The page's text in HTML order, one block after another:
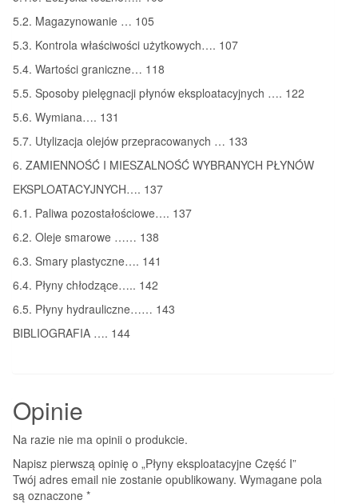
5.2. Magazynowanie … 105
5.3. Kontrola właściwości użytkowych…. 107
5.4. Wartości graniczne… 118
5.5. Sposoby pielęgnacji płynów eksploatacyjnych …. 122
5.6. Wymiana…. 131
5.7. Utylizacja olejów przepracowanych … 133
6. ZAMIENNOŚĆ I MIESZALNOŚĆ WYBRANYCH PŁYNÓW
EKSPLOATACYJNYCH…. 137
6.1. Paliwa pozostałościowe…. 137
6.2. Oleje smarowe …… 138
6.3. Smary plastyczne…. 141
6.4. Płyny chłodzące….. 142
6.5. Płyny hydrauliczne…… 143
BIBLIOGRAFIA …. 144
Opinie
Na razie nie ma opinii o produkcie.
Napisz pierwszą opinię o „Płyny eksploatacyjne Część I”
Twój adres email nie zostanie opublikowany. Wymagane pola
są oznaczone *